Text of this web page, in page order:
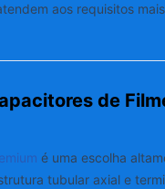
aos requisitos
de
é uma escolha
tubular axial e